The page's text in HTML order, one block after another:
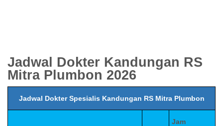
Jadwal Dokter Kandungan RS
Mitra Plumbon 2026
Jadwal Dokter Spesialis Kandungan RS Mitra Plumbon
Jam